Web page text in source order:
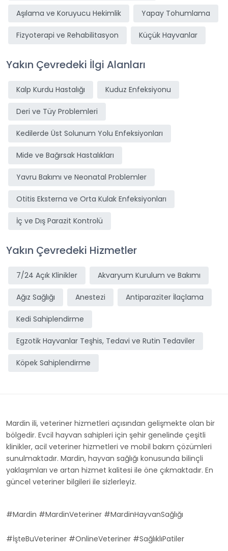
Aşılama ve Koruyucu Hekimlik Yapay Tohumlama
Fizyoterapi ve Rehabilitasyon Küçük Hayvanlar
Yakın Çevredeki İlgi Alanları
Kalp Kurdu Hastalığı Kuduz Enfeksiyonu
Deri ve Tüy Problemleri
Kedilerde Üst Solunum Yolu Enfeksiyonları
Mide ve Bağırsak Hastalıkları
Yavru Bakımı ve Neonatal Problemler
Otitis Eksterna ve Orta Kulak Enfeksiyonları
İç ve Dış Parazit Kontrolü
Yakın Çevredeki Hizmetler
7/24 Açık Klinikler Akvaryum Kurulum ve Bakımı
Ağız Sağlığı Anestezi Antiparaziter İlaçlama
Kedi Sahiplendirme
Egzotik Hayvanlar Teşhis, Tedavi ve Rutin Tedaviler
Köpek Sahiplendirme
Mardin ili, veteriner hizmetleri açısından gelişmekte olan bir
bölgedir. Evcil hayvan sahipleri için şehir genelinde çeşitli
klinikler, acil veteriner hizmetleri ve mobil bakım çözümleri
sunulmaktadır. Mardin, hayvan sağlığı konusunda bilinçli
yaklaşımları ve artan hizmet kalitesi ile öne çıkmaktadır. En
güncel veteriner bilgileri ile sizlerleyiz.
#Mardin #MardinVeteriner #MardinHayvanSağlığı
#İşteBuVeteriner #OnlineVeteriner #SağlıklıPatiler